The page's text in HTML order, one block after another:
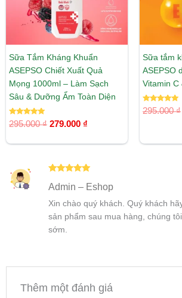
Sữa Tắm Kháng Khuẩn
ASEPSO Chiết Xuất Quả
Mọng 1000ml – Làm Sạch
Sâu & Dưỡng Ẩm Toàn Diện
Được xếp
hạng
295.000₫ 279.000 ₫
Sữa tắm
ASEPSO
Vitamin C
Được xếp
hạng
295.000₫
hạng55
Admin – Eshop
Xin chào quý khách. Quý khách
sản phẩm sau mua hàng, chúng
sớm.
Thêm một đánh giá